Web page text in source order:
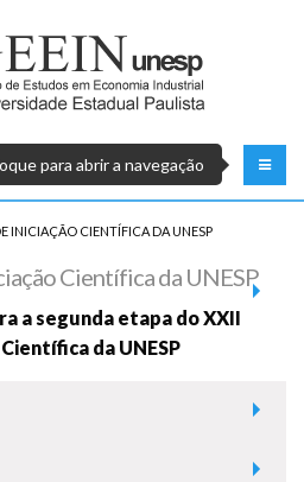
para abrir a navegação
INICIAÇÃO CIENTÍFICA DA UNESP
Científica da UNESP
a segunda etapa do XXII
da UNESP